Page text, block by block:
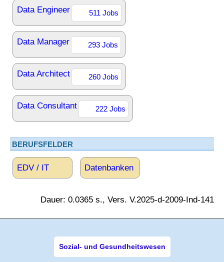
Data Engineer 511 Jobs
Data Manager 293 Jobs
Data Architect 260 Jobs
Data Consultant 222 Jobs
BERUFSFELDER
EDV / IT Datenbanken
Dauer: 0.0365 s., Vers. V.2025-d-2009-Ind-141
Sozial- und Gesundheitswesen